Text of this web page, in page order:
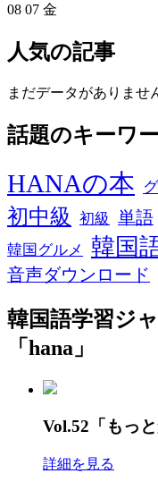
08 07 金
人気の記事
まだデータがありませ
話題のキーワ
HANAの本
初中級
初級 単語
韓国グルメ 韓国
音声ダウンロード
韓国語学習ジ
「hana」
Vol.52「もっ
詳細を見る